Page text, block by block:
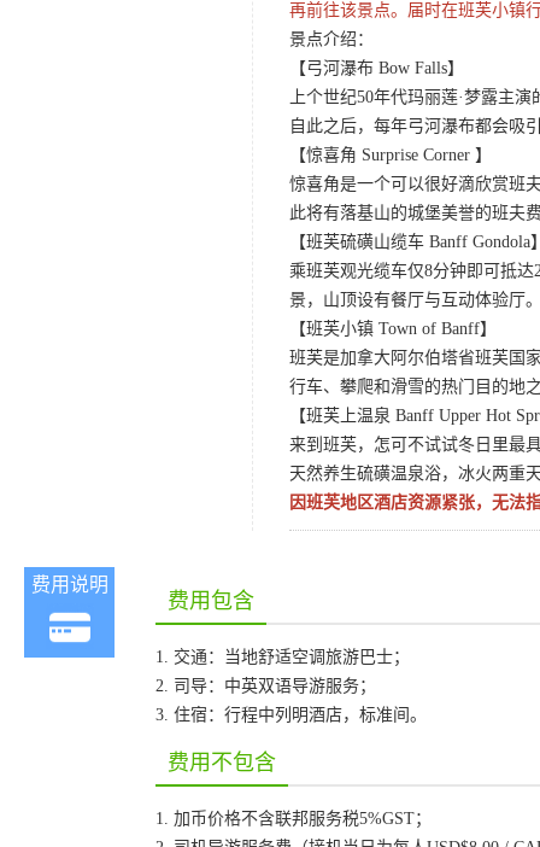
再前往该景点。届时在班芙小镇
景点介绍：
【弓河瀑布 Bow Falls】
上个世纪50年代玛丽莲·梦露主
自此之后，每年弓河瀑布都会吸
【惊喜角 Surprise Corner 】
惊喜角是一个可以很好滴欣赏班
此将有落基山的城堡美誉的班夫
【班芙硫磺山缆车 Banff Gondola
乘班芙观光缆车仅8分钟即可抵
景，山顶设有餐厅与互动体验厅
【班芙小镇 Town of Banff】
班芙是加拿大阿尔伯塔省班芙国
行车、攀爬和滑雪的热门目的地
【班芙上温泉 Banff Upper Hot
来到班芙，怎可不试试冬日里最
天然养生硫磺温泉浴，冰火两重
因班芙地区酒店资源紧张，无法
费用说明
费用包含
1. 交通：当地舒适空调旅游巴士；
2. 司导：中英双语导游服务；
3. 住宿：行程中列明酒店，标准间。
费用不包含
1. 加币价格不含联邦服务税5%GST；